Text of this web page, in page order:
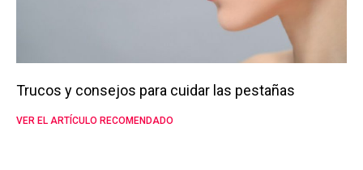
Trucos y consejos para cuidar las pestañas
VER EL ARTÍCULO RECOMENDADO